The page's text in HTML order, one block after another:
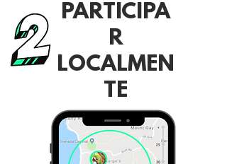
PARTICIPA
R
LOCALMEN
TE